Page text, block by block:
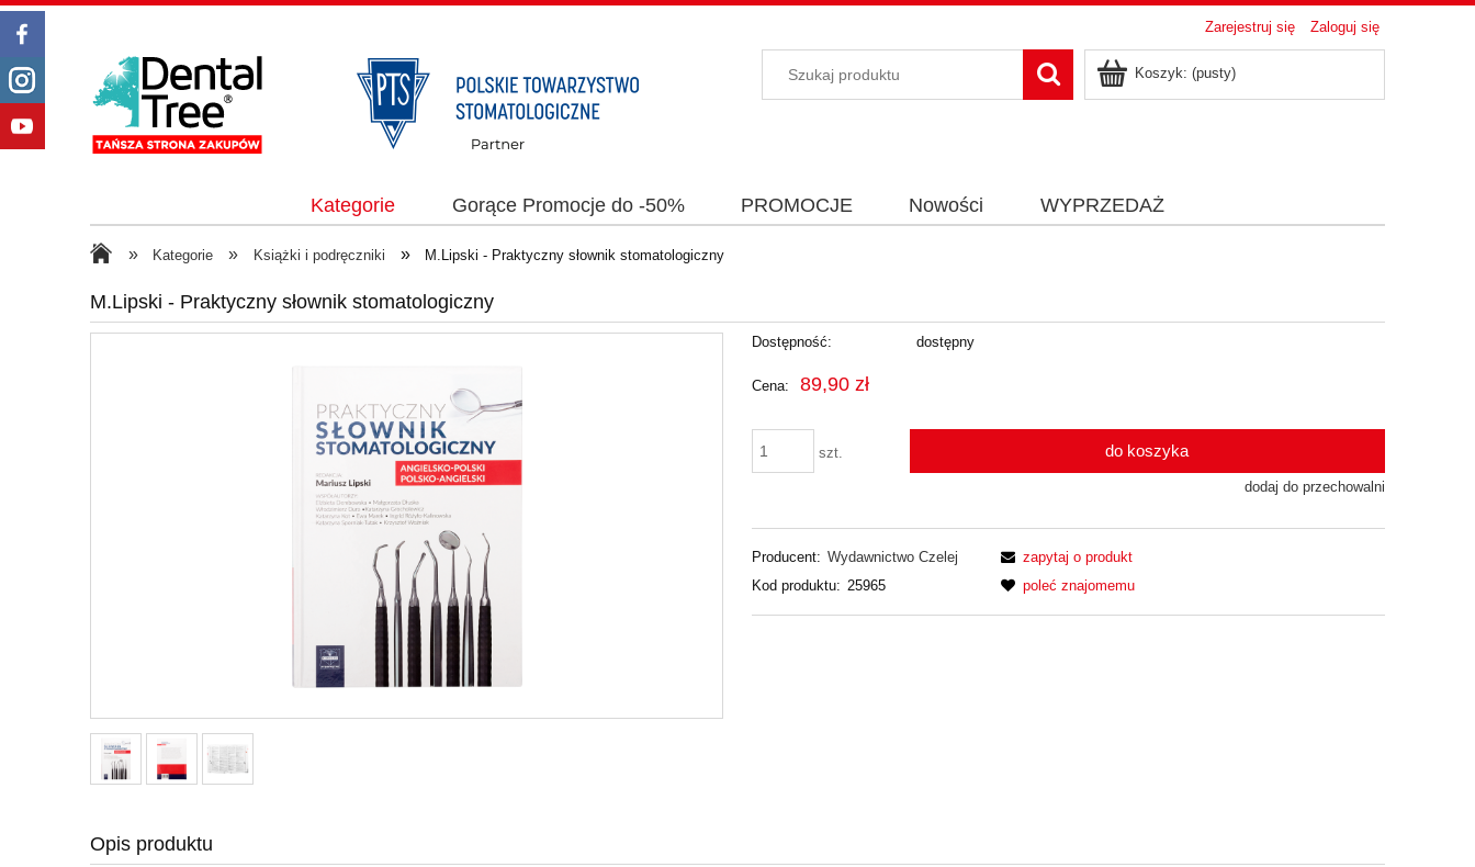
Zarejestruj się Zaloguj się
Koszyk: (pusty)
Kategorie Gorące Promocje do -50% PROMOCJE Nowości WYPRZEDAŻ
» Kategorie » Książki i podręczniki » M.Lipski - Praktyczny słownik stomatologiczny
M.Lipski - Praktyczny słownik stomatologiczny
Dostępność: dostępny
Cena: 89,90 zł
szt. do koszyka
dodaj do przechowalni
Producent: Wydawnictwo Czelej
Kod produktu: 25965
zapytaj o produkt
poleć znajomemu
Opis produktu